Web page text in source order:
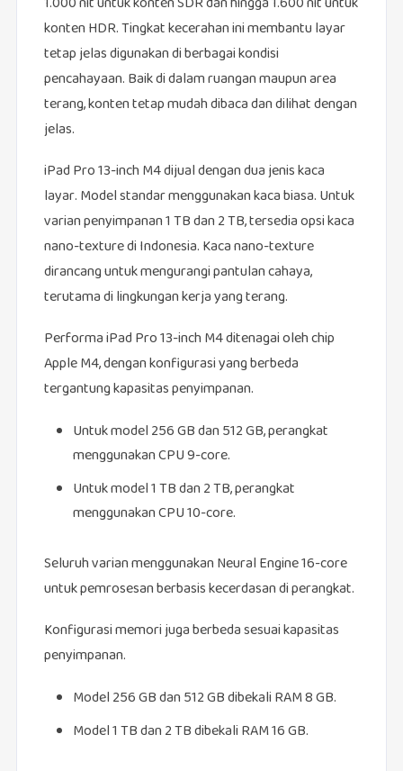
konten HDR. Tingkat kecerahan ini membantu layar
tetap jelas digunakan di berbagai kondisi
pencahayaan. Baik di dalam ruangan maupun area
terang, konten tetap mudah dibaca dan dilihat dengan
jelas.
iPad Pro 13-inch M4 dijual dengan dua jenis kaca
layar. Model standar menggunakan kaca biasa. Untuk
varian penyimpanan 1 TB dan 2 TB, tersedia opsi kaca
nano-texture di Indonesia. Kaca nano-texture
dirancang untuk mengurangi pantulan cahaya,
terutama di lingkungan kerja yang terang.
Performa iPad Pro 13-inch M4 ditenagai oleh chip
Apple M4, dengan konfigurasi yang berbeda
tergantung kapasitas penyimpanan.
Untuk model 256 GB dan 512 GB, perangkat
menggunakan CPU 9-core.
Untuk model 1 TB dan 2 TB, perangkat
menggunakan CPU 10-core.
Seluruh varian menggunakan Neural Engine 16-core
untuk pemrosesan berbasis kecerdasan di perangkat.
Konfigurasi memori juga berbeda sesuai kapasitas
penyimpanan.
Model 256 GB dan 512 GB dibekali RAM 8 GB.
Model 1 TB dan 2 TB dibekali RAM 16 GB.